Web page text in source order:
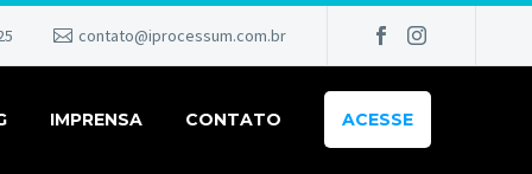
contato@iprocessum.com.br
IMPRENSA CONTATO ACESSE